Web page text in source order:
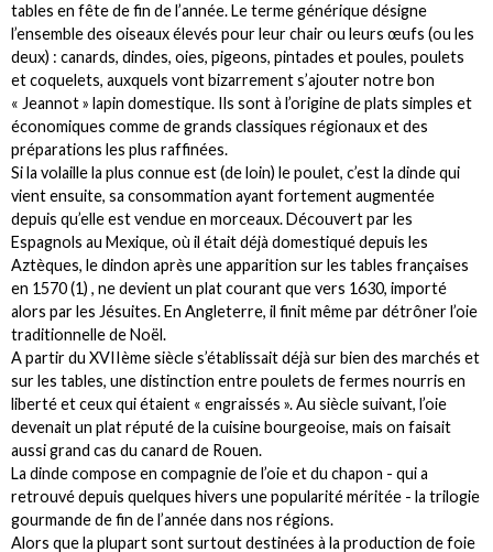
tables en fête de fin de l’année. Le terme générique désigne
l’ensemble des oiseaux élevés pour leur chair ou leurs œufs (ou les
deux) : canards, dindes, oies, pigeons, pintades et poules, poulets
et coquelets, auxquels vont bizarrement s’ajouter notre bon
« Jeannot » lapin domestique. Ils sont à l’origine de plats simples et
économiques comme de grands classiques régionaux et des
préparations les plus raffinées.
Si la volaille la plus connue est (de loin) le poulet, c’est la dinde qui
vient ensuite, sa consommation ayant fortement augmentée
depuis qu’elle est vendue en morceaux. Découvert par les
Espagnols au Mexique, où il était déjà domestiqué depuis les
Aztèques, le dindon après une apparition sur les tables françaises
en 1570 (1) , ne devient un plat courant que vers 1630, importé
alors par les Jésuites. En Angleterre, il finit même par détrôner l’oie
traditionnelle de Noël.
A partir du XVIIème siècle s’établissait déjà sur bien des marchés et
sur les tables, une distinction entre poulets de fermes nourris en
liberté et ceux qui étaient « engraissés ». Au siècle suivant, l’oie
devenait un plat réputé de la cuisine bourgeoise, mais on faisait
aussi grand cas du canard de Rouen.
La dinde compose en compagnie de l’oie et du chapon - qui a
retrouvé depuis quelques hivers une popularité méritée - la trilogie
gourmande de fin de l’année dans nos régions.
Alors que la plupart sont surtout destinées à la production de foie